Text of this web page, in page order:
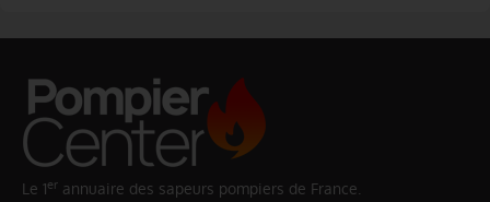
Le 1er annuaire des sapeurs pompiers de France.